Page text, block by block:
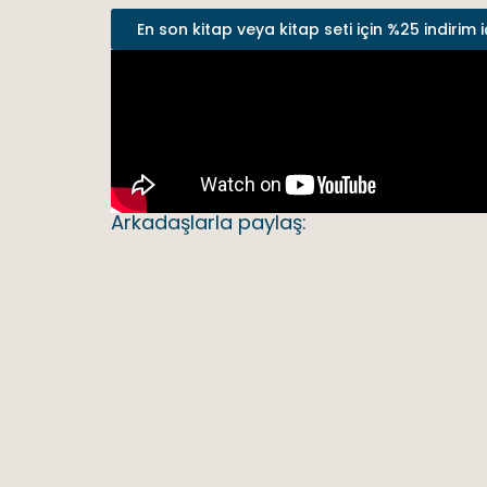
En son kitap veya kitap seti için %25 indirim
Arkadaşlarla paylaş: